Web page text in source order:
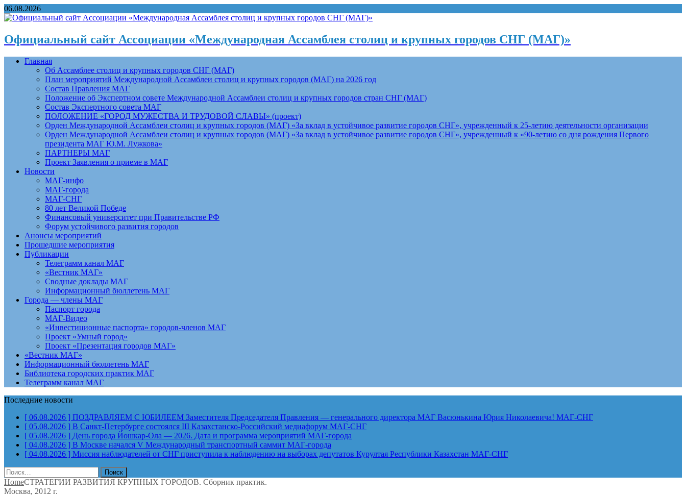
06.08.2026
Официальный сайт Ассоциации «Международная Ассамблея столиц и крупных городов СНГ (МАГ)»
Главная
Об Ассамблее столиц и крупных городов СНГ (МАГ)
План мероприятий Международной Ассамблеи столиц и крупных городов (МАГ) на 2026 год
Состав Правления МАГ
Положение об Экспертном совете Международной Ассамблеи столиц и крупных городов стран СНГ (МАГ)
Состав Экспертного совета МАГ
ПОЛОЖЕНИЕ «ГОРОД МУЖЕСТВА И ТРУДОВОЙ СЛАВЫ» (проект)
Орден Международной Ассамблеи столиц и крупных городов (МАГ) «За вклад в устойчивое развитие городов СНГ», учрежденный к 25-летию деятельности организации
Орден Международной Ассамблеи столиц и крупных городов (МАГ) «За вклад в устойчивое развитие городов СНГ», учрежденный к «90-летию со дня рождения Первого
президента МАГ Ю.М. Лужкова»
ПАРТНЕРЫ МАГ
Проект Заявления о приеме в МАГ
Новости
МАГ-инфо
МАГ-города
МАГ-СНГ
80 лет Великой Победе
Финансовый университет при Правительстве РФ
Форум устойчивого развития городов
Анонсы мероприятий
Прошедшие мероприятия
Публикации
Телеграмм канал МАГ
«Вестник МАГ»
Сводные доклады МАГ
Информационный бюллетень МАГ
Города — члены МАГ
Паспорт города
МАГ-Видео
«Инвестиционные паспорта» городов-членов МАГ
Проект «Умный город»
Проект «Презентация городов МАГ»
«Вестник МАГ»
Информационный бюллетень МАГ
Библиотека городских практик МАГ
Телеграмм канал МАГ
Последние новости
[ 06.08.2026 ] ПОЗДРАВЛЯЕМ С ЮБИЛЕЕМ Заместителя Председателя Правления — генерального директора МАГ Васюнькина Юрия Николаевича! МАГ-СНГ
[ 05.08.2026 ] В Санкт-Петербурге состоялся III Казахстанско-Российский медиафорум МАГ-СНГ
[ 05.08.2026 ] День города Йошкар-Ола — 2026. Дата и программа мероприятий МАГ-города
[ 04.08.2026 ] В Москве начался V Международный транспортный саммит МАГ-города
[ 04.08.2026 ] Миссия наблюдателей от СНГ приступила к наблюдению на выборах депутатов Курултая Республики Казахстан МАГ-СНГ
Найти:
HomeСТРАТЕГИИ РАЗВИТИЯ КРУПНЫХ ГОРОДОВ. Сборник практик.
Москва, 2012 г.